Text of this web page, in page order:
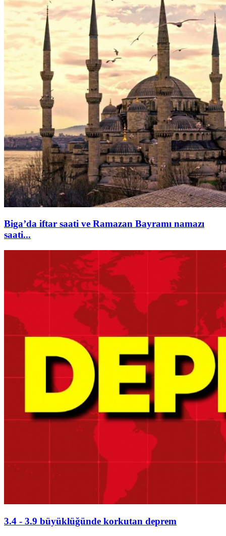
Biga’da iftar saati ve Ramazan Bayramı namazı
saati...
3.4 - 3.9 büyüklüğünde korkutan deprem